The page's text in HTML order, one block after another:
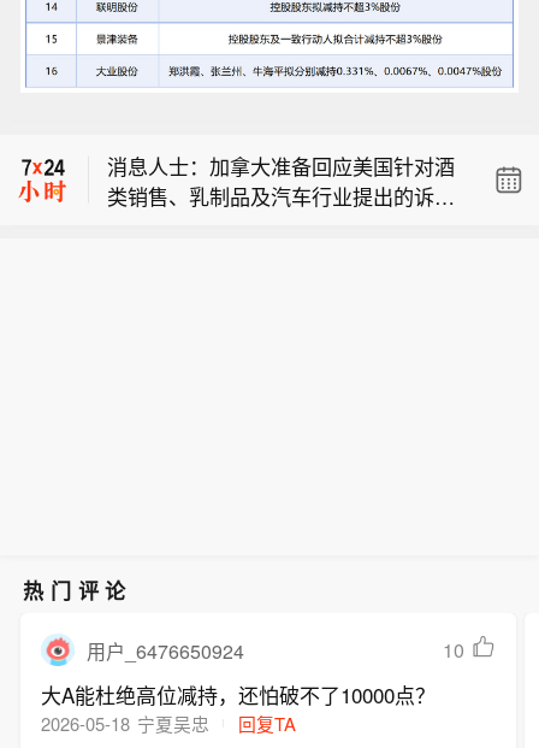
消息人士：加拿大希望关税减免相关协
议以附函形式达成，而非写入更新后的
告知美方谈判代表，若双方无法在 8 月
19 日前达成协议以推迟关税实施，渥太
消息人士：加拿大准备回应美国针对酒
类销售、乳制品及汽车行业提出的诉
热门评论
用户_6476650924 10
大A能杜绝高位减持，还怕破不了10000点？
2026-05-18 宁夏吴忠 回复TA